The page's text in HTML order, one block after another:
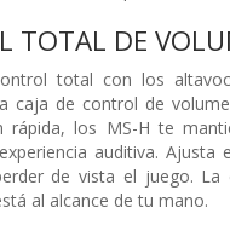
TOTAL DE
total con los
caja de control de
rápida, los MS-H te
auditiva. Ajusta
de vista el juego. La
al alcance de tu mano.